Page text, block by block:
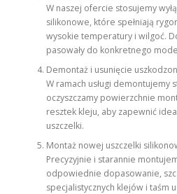
W naszej ofercie stosujemy
silikonowe, które spełniają
wysokie temperatury i wilgoć.
pasowały do konkretnego
Demontaż i usunięcie
W ramach usługi demontujemy
oczyszczamy powierzchnie
resztek kleju, aby zapewnić
uszczelki.
Montaż nowej uszczelki
Precyzyjnie i starannie
odpowiednie dopasowanie,
specjalistycznych klejów i taśm